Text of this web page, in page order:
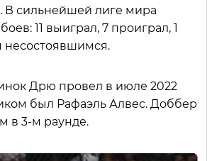
В сильнейшей лиге мира
11 выиграл, 7 проиграл, 1
Дрю провел в июле 2022
был Рафаэль Алвес. Доббер
в 3-м раунде.